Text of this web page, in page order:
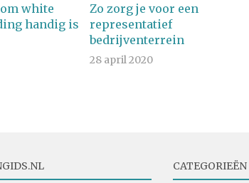
white
handig is
Zo zorg je voor een
representatief
bedrijventerrein
28 april 2020
CATEGORIEËN